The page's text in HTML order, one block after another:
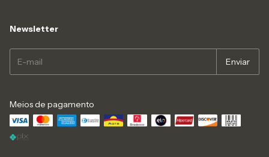
Newsletter
Meios de pagamento